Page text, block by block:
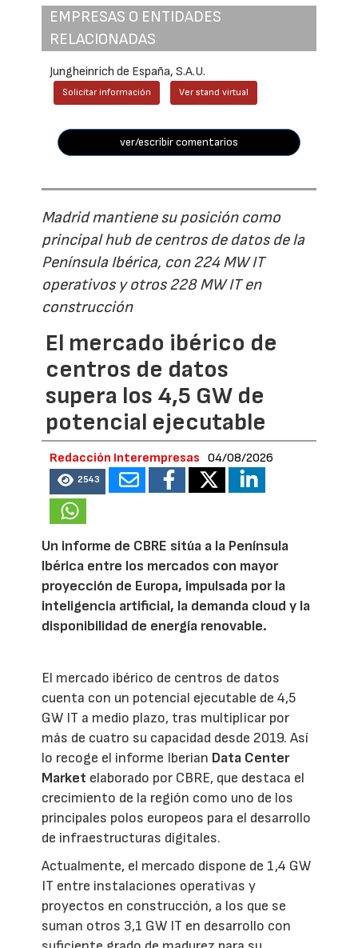
EMPRESAS O ENTIDADES
RELACIONADAS
Jungheinrich de España, S.A.U.
Solicitar información Ver stand virtual
ver/escribir comentarios
Madrid mantiene su posición como
principal hub de centros de datos de la
Península Ibérica, con 224 MW IT
operativos y otros 228 MW IT en
construcción
El mercado ibérico de
centros de datos
supera los 4,5 GW de
potencial ejecutable
Redacción Interempresas 04/08/2026
2543
Un informe de CBRE sitúa a la Península
Ibérica entre los mercados con mayor
proyección de Europa, impulsada por la
inteligencia artificial, la demanda cloud y la
disponibilidad de energía renovable.
El mercado ibérico de centros de datos
cuenta con un potencial ejecutable de 4,5
GW IT a medio plazo, tras multiplicar por
más de cuatro su capacidad desde 2019. Así
lo recoge el informe Iberian Data Center
Market elaborado por CBRE, que destaca el
crecimiento de la región como uno de los
principales polos europeos para el desarrollo
de infraestructuras digitales.
Actualmente, el mercado dispone de 1,4 GW
IT entre instalaciones operativas y
proyectos en construcción, a los que se
suman otros 3,1 GW IT en desarrollo con